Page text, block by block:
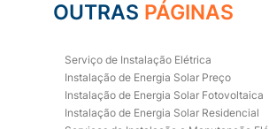
OUTRAS PÁGINAS
Serviço de Instalação Elétrica
Instalação de Energia Solar Preço
Instalação de Energia Solar Fotovoltaica
Instalação de Energia Solar Residencial